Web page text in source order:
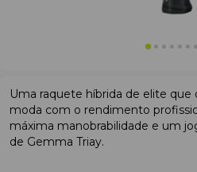
Uma raquete híbrida de elite
moda com o rendimento
máxima manobrabilidade e um
de Gemma Triay.